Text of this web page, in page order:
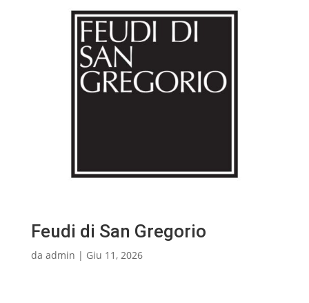
Feudi di San Gregorio
da admin | Giu 11, 2026